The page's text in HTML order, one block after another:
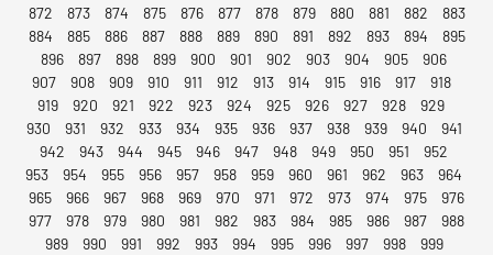
872
873 874 875 876 877 878 879 880 881 882
883
884
885 886 887 888 889 890 891 892 893 894
895
896
897 898 899 900 901 902 903 904 905
906
907
908 909 910 911 912 913 914 915 916 917
918
919
920 921 922 923 924 925 926 927 928
929
930
931 932 933 934 935 936 937 938 939 940
941
942
943 944 945 946 947 948 949 950 951
952
953
954 955 956 957 958 959 960 961 962 963
964
965
966 967 968 969 970 971 972 973 974 975
976
977
978 979 980 981 982 983 984 985 986 987
988
989
990 991 992 993 994 995 996 997 998
999